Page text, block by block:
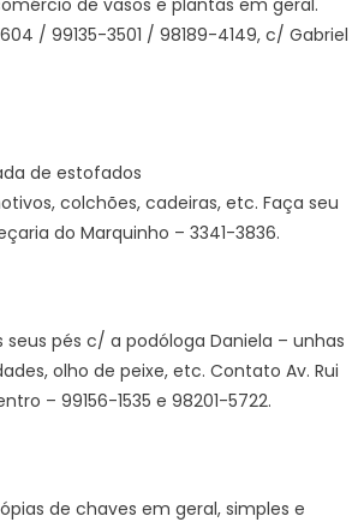
/ 99135-3501 / 98189-4149, c/ Gabriel
de estofados
colchões, cadeiras, etc. Faça seu
do Marquinho – 3341-3836.
seus pés c/ a podóloga Daniela – unhas
olho de peixe, etc. Contato Av. Rui
– 99156-1535 e 98201-5722.
de chaves em geral, simples e